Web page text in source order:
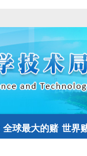
全球最大的赌 世界